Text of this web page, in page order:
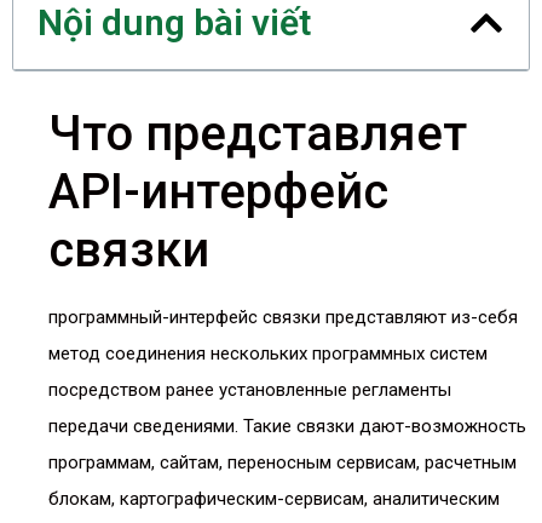
Nội dung bài viết
Что представляет
API-интерфейс
связки
программный-интерфейс связки представляют из-себя
метод соединения нескольких программных систем
посредством ранее установленные регламенты
передачи сведениями. Такие связки дают-возможность
программам, сайтам, переносным сервисам, расчетным
блокам, картографическим-сервисам, аналитическим